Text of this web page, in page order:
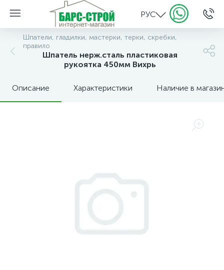
РУС
Шпатели, гладилки, мастерки, терки, скребки,
правило
Шпатель нерж.сталь пластиковая
рукоятка 450мм Вихрь
Описание Характеристики Наличие в